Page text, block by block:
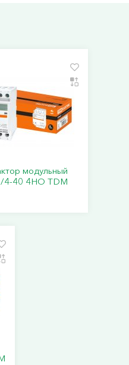
модульный
40 4НО TDM